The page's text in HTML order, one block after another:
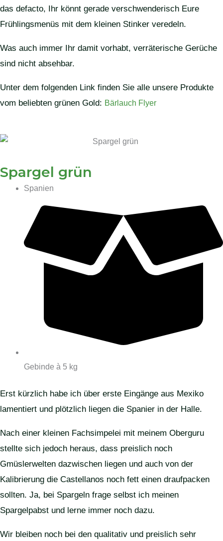
das defacto, Ihr könnt gerade verschwenderisch Eure
Frühlingsmenüs mit dem kleinen Stinker veredeln.
Was auch immer Ihr damit vorhabt, verräterische Gerüche
sind nicht absehbar.
Unter dem folgenden Link finden Sie alle unsere Produkte
vom beliebten grünen Gold: Bärlauch Flyer
Spargel grün
Spanien
Gebinde à 5 kg
Erst kürzlich habe ich über erste Eingänge aus Mexiko
lamentiert und plötzlich liegen die Spanier in der Halle.
Nach einer kleinen Fachsimpelei mit meinem Oberguru
stellte sich jedoch heraus, dass preislich noch
Gmüslerwelten dazwischen liegen und auch von der
Kalibrierung die Castellanos noch fett einen draufpacken
sollten. Ja, bei Spargeln frage selbst ich meinen
Spargelpabst und lerne immer noch dazu.
Wir bleiben noch bei den qualitativ und preislich sehr